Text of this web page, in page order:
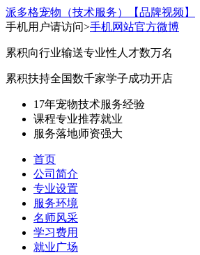
派多格宠物（技术服务）
【品牌视频】
手机用户请访问>手机网站官方微博
累积向行业输送专业性人才数万名
累积扶持全国数千家学子成功开店
17年宠物技术服务经验
课程专业推荐就业
服务落地师资强大
首页
公司简介
专业设置
服务环境
名师风采
学习费用
就业广场